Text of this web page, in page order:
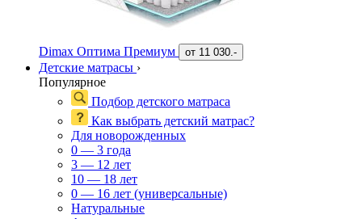
Dimax Оптима Премиум от 11 030.-
Детские матрасы ›
Популярное
Подбор детского матраса
Как выбрать детский матрас?
Для новорожденных
0 — 3 года
3 — 12 лет
10 — 18 лет
0 — 16 лет (универсальные)
Натуральные